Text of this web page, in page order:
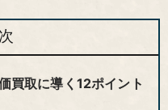
買取に導く12ポイント